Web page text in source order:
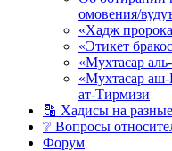
омовения/
«Хадж
«Этикет
«Мухтасар
«Мухтасар
ат-Тирмизи
🔡 Хадисы на
❔ Вопросы
Форум